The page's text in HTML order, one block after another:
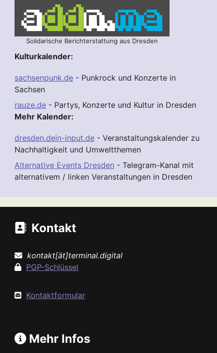
Solidarische Berichterstattung aus Dresden
Kulturkalender:
sachsenpunk.de - Punkrock und Konzerte in
Sachsen
rauze.de - Partys, Konzerte und Kultur in Dresden
Mehr Kalender:
dresden.dein-input.de - Veranstaltungskalender zu
Nachhaltigkeit und Umweltthemen
Alternative Events Dresden - Telegram-Kanal mit
alternativem / linken Veranstaltungen in Dresden
Kontakt
kontakt[ät]terminal.digital
PGP-Schlüssel
Kontaktformular
Mehr Infos